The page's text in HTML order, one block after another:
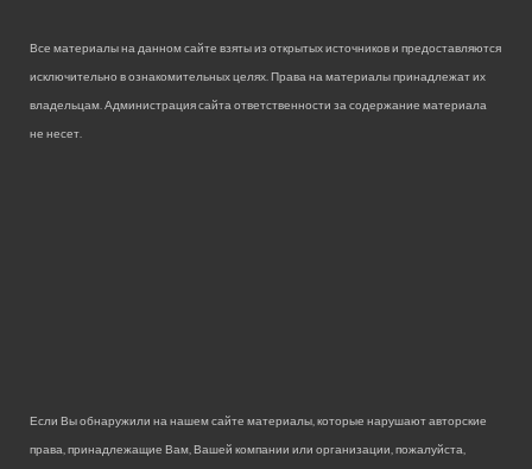
Все материалы на данном сайте взяты из открытых источников и предоставляются
исключительно в ознакомительных целях. Права на материалы принадлежат их
владельцам. Администрация сайта ответственности за содержание материала
не несет.
Если Вы обнаружили на нашем сайте материалы, которые нарушают авторские
права, принадлежащие Вам, Вашей компании или организации, пожалуйста,